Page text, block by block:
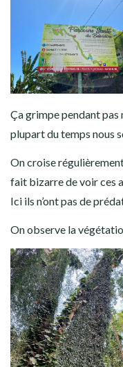
Ça grimpe pendant pas
plupart du temps nous
On croise
fait bizarre de voir ces
Ici ils n’ont pas de
On observe la